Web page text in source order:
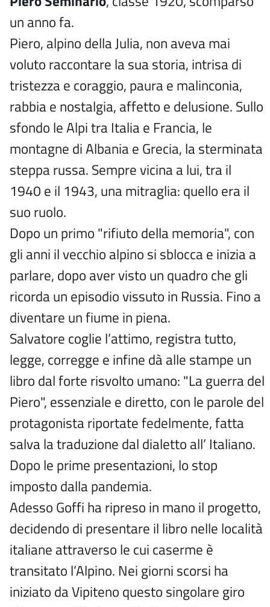
un anno fa.
Piero, alpino della Julia, non aveva mai
voluto raccontare la sua storia, intrisa di
tristezza e coraggio, paura e malinconia,
rabbia e nostalgia, affetto e delusione. Sullo
sfondo le Alpi tra Italia e Francia, le
montagne di Albania e Grecia, la sterminata
steppa russa. Sempre vicina a lui, tra il
1940 e il 1943, una mitraglia: quello era il
suo ruolo.
Dopo un primo "rifiuto della memoria", con
gli anni il vecchio alpino si sblocca e inizia a
parlare, dopo aver visto un quadro che gli
ricorda un episodio vissuto in Russia. Fino a
diventare un fiume in piena.
Salvatore coglie l’attimo, registra tutto,
legge, corregge e infine dà alle stampe un
libro dal forte risvolto umano: "La guerra del
Piero", essenziale e diretto, con le parole del
protagonista riportate fedelmente, fatta
salva la traduzione dal dialetto all’ Italiano.
Dopo le prime presentazioni, lo stop
imposto dalla pandemia.
Adesso Goffi ha ripreso in mano il progetto,
decidendo di presentare il libro nelle località
italiane attraverso le cui caserme è
transitato l’Alpino. Nei giorni scorsi ha
iniziato da Vipiteno questo singolare giro